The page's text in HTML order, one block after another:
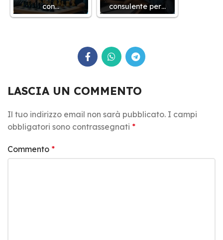
con…
consulente per…
LASCIA UN COMMENTO
Il tuo indirizzo email non sarà pubblicato. I campi
obbligatori sono contrassegnati *
Commento *